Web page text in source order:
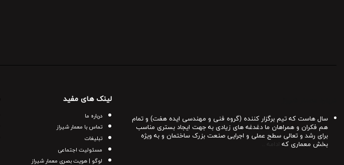
سال هاست که تیم برگزار کننده (گروه فنی و مهندسی ایده هفت) و تمام
هم فکران و همراهان ما دغدغه های زیادی به جهت ایجاد بستری مناسب
برای رشد و تعالی سطح عملی و اجرایی صنعت بزرک ساختمان و به ویژه
بخش معماری که ادامه ..
لینک های مفید
درباره ما
تماس با معمار شیراز
تبلیغات
مسئولیت اجتماعی
لوگو | هویت بصری معمار شیراز